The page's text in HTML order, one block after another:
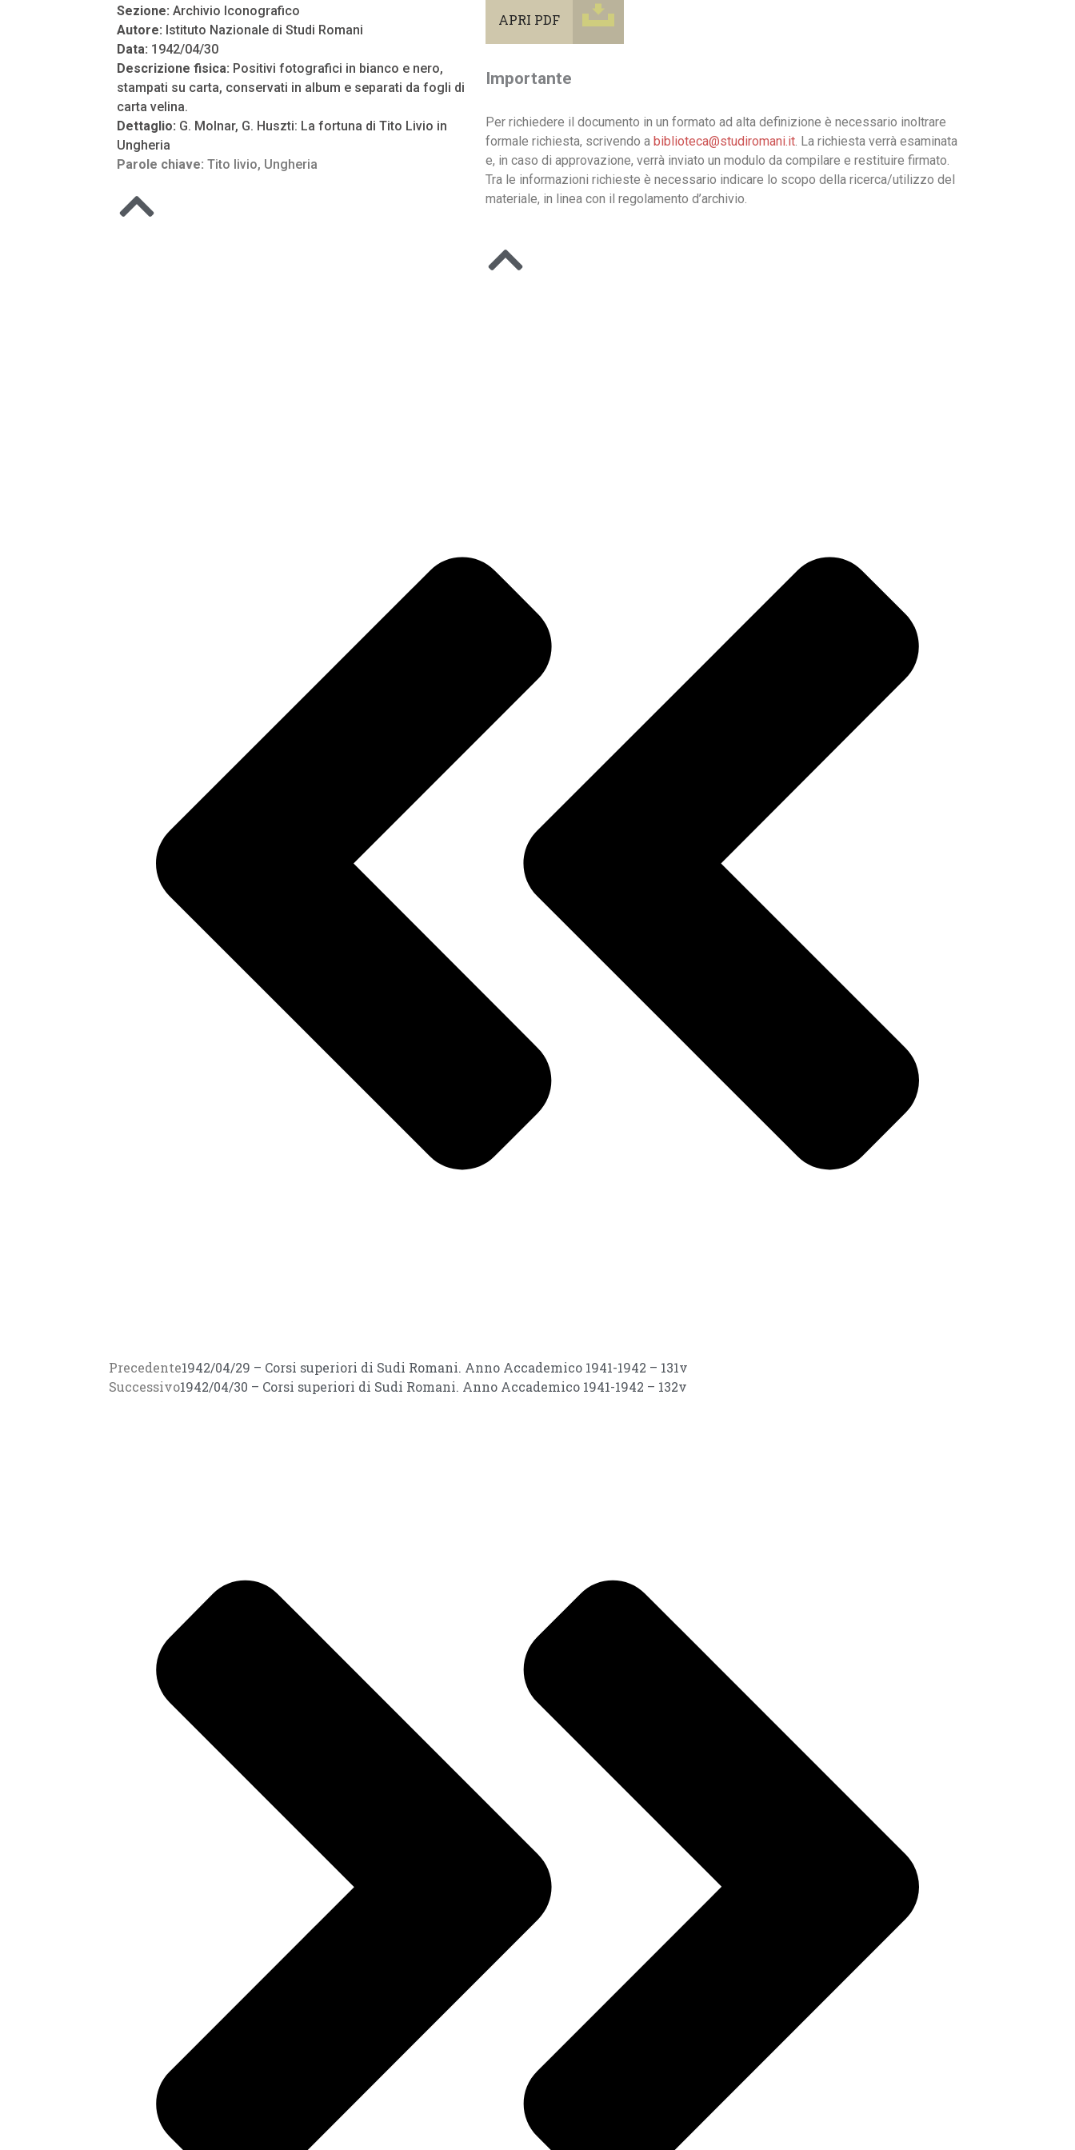
Sezione: Archivio Iconografico
Autore: Istituto Nazionale di Studi Romani
Data: 1942/04/30
Descrizione fisica: Positivi fotografici in bianco e nero,
stampati su carta, conservati in album e separati da fogli di
carta velina.
Dettaglio: G. Molnar, G. Huszti: La fortuna di Tito Livio in
Ungheria
Parole chiave: Tito livio, Ungheria
APRI PDF
Importante
Per richiedere il documento in un formato ad alta definizione è necessario inoltrare
formale richiesta, scrivendo a biblioteca@studiromani.it. La richiesta verrà esaminata
e, in caso di approvazione, verrà inviato un modulo da compilare e restituire firmato.
Tra le informazioni richieste è necessario indicare lo scopo della ricerca/utilizzo del
materiale, in linea con il regolamento d’archivio.
Precedente1942/04/29 – Corsi superiori di Sudi Romani. Anno Accademico 1941-1942 – 131v
Successivo1942/04/30 – Corsi superiori di Sudi Romani. Anno Accademico 1941-1942 – 132v